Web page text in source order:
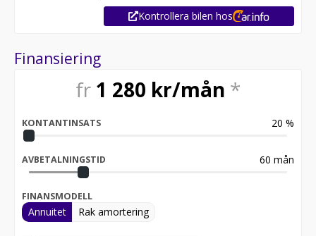
Kontrollera bilen hos
Finansiering
fr 1 280 kr/mån *
KONTANTINSATS 20 %
AVBETALNINGSTID 60 mån
FINANSMODELL
Annuitet Rak amortering